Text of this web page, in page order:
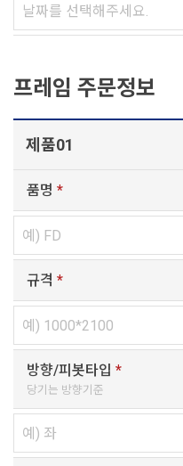
프레임 주문정보
제품01
품명 *
규격 *
방향/피봇타입 *
당기는 방향기준